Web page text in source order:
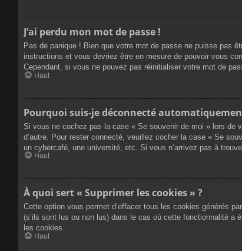
J’ai perdu mon mot de passe !
Pas de panique ! Bien que votre mot de passe ne puisse pas
instructions et vous devriez être en mesure de pouvoir vous
Cependant, si vous ne pouvez pas réinitialiser votre mot de
Haut
Pourquoi suis-je déconnecté
Si vous ne cochez pas la case « Se souvenir de moi » lors de
d’autre. Pour rester connecté, veuillez cocher la case « Se
un cybercafé, une université, etc. Si vous n’arrivez pas à
Haut
À quoi sert « Supprimer les cookies » ?
Cette option vous permet d’effacer tous les cookies générés
(s’ils sont lus ou non lus) dans le cas où cette fonctionnalité a
les cookies.
Haut